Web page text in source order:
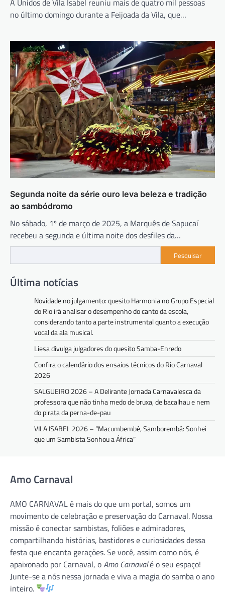
A Unidos de Vila Isabel reuniu mais de quatro mil pessoas
no último domingo durante a Feijoada da Vila, que…
Segunda noite da série ouro leva beleza e tradição
ao sambódromo
No sábado, 1º de março de 2025, a Marquês de Sapucaí
recebeu a segunda e última noite dos desfiles da…
Pesquisar
Última notícias
Novidade no julgamento: quesito Harmonia no Grupo Especial
do Rio irá analisar o desempenho do canto da escola,
considerando tanto a parte instrumental quanto a execução
vocal da ala musical.
Liesa divulga julgadores do quesito Samba-Enredo
Confira o calendário dos ensaios técnicos do Rio Carnaval
2026
SALGUEIRO 2026 – A Delirante Jornada Carnavalesca da
professora que não tinha medo de bruxa, de bacalhau e nem
do pirata da perna-de-pau
VILA ISABEL 2026 – “Macumbembê, Samborembá: Sonhei
que um Sambista Sonhou a África”
Amo Carnaval
AMO CARNAVAL é mais do que um portal, somos um
movimento de celebração e preservação do Carnaval. Nossa
missão é conectar sambistas, foliões e admiradores,
compartilhando histórias, bastidores e curiosidades dessa
festa que encanta gerações. Se você, assim como nós, é
apaixonado por Carnaval, oAmo Carnavalé o seu espaço!
Junte-se a nós nessa jornada e viva a magia do samba o ano
inteiro.